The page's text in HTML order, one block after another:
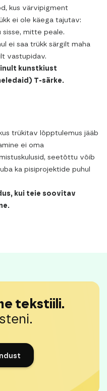
kus värvipigment
ei ole käega tajutav:
sisse, mitte peale.
ei saa trükk särgilt maha
vastupidav.
kunstkiust
T-särke.
trükitav lõpptulemus jääb
ei oma
seetõttu võib
ka pisiprojektide puhul
kui teie soovitav
tekstiili.